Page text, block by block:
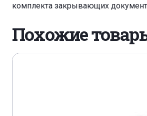
комплекта закрывающих
Похожие